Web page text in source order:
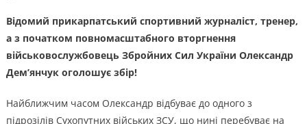
Відомий прикарпатський спортивний журналіст, тренер,
а з початком повномасштабного вторгнення
військовослужбовець Збройних Сил України Олександр
Дем’янчук оголошує збір!
Найближчим часом Олександр відбуває до одного з
підрозілів Сухопутних війських ЗСУ, що нині перебуває на